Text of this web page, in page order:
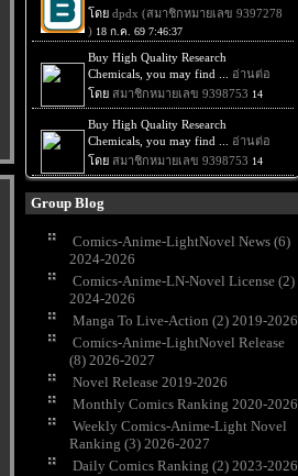
Group Blog
Comics-Anime-LightNovel News (6)
2024-2026
Comics-Anime-LN-Novel License (2)
2024-2026
Manga To Live-Action (2) 2019-2026
Comics-Anime-LightNovel Release
(8) 2026-2027
Novel Release 2019-2026
Monthly Comics Ranking 2020-2026
Weekly Comics-Anime-Light Novel
Ranking (3) 2026-2027
Daily Comics Ranking (2) 2023-2026